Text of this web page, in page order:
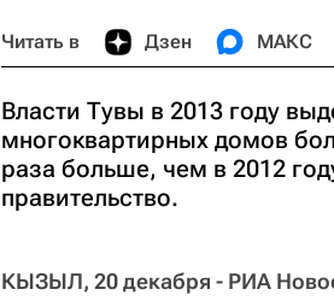
Читать в Дзен МАКС
Власти Тувы в 2013 году
многоквартирных домов
раза больше, чем в 2012
правительство.
КЫЗЫЛ, 20 декабря - РИА